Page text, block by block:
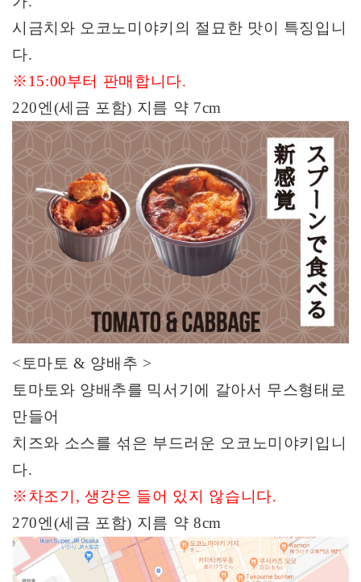
시금치와 오코노미야키의 절묘한 맛이 특징입니
다.
※15:00부터 판매합니다.
220엔(세금 포함) 지름 약 7cm
< 토마토& 양배추 >
토마토와 양배추를 믹서기에 갈아서 무스형태로
만들어
치즈와 소스를 섞은 부드러운 오코노미야키입니
다.
※차조기 , 생강은 들어 있지 않습니다.
270엔(세금 포함) 지름 약 8cm